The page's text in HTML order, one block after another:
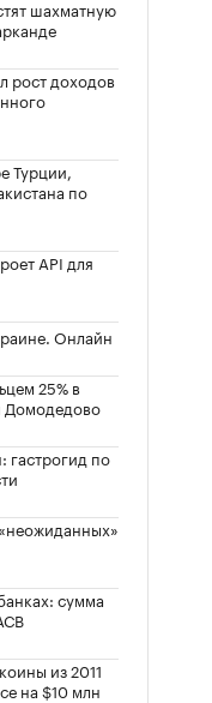
шахматную
рост доходов
Турции,
по
API для
Онлайн
25% в
Домодедово
гастрогид по
сумма
из 2011
на $10 млн